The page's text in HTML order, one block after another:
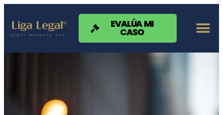
Nota:
sitio
web
EVALÚA MI
CASO